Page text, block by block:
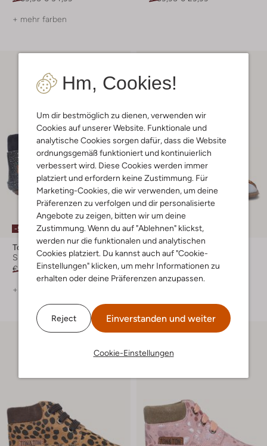
Hm, Cookies!
Um dir bestmöglich zu dienen, verwenden wir
Cookies auf unserer Website. Funktionale und
analytische Cookies sorgen dafür, dass die Website
ordnungsgemäß funktioniert und kontinuierlich
verbessert wird. Diese Cookies werden immer
platziert und erfordern keine Zustimmung. Für
Marketing-Cookies, die wir verwenden, um deine
Präferenzen zu verfolgen und dir personalisierte
Angebote zu zeigen, bitten wir um deine
Zustimmung. Wenn du auf "Ablehnen" klickst,
werden nur die funktionalen und analytischen
Cookies platziert. Du kannst auch auf "Cookie-
Einstellungen" klicken, um mehr Informationen zu
erhalten oder deine Präferenzen anzupassen.
Reject Einverstanden und weiter
Cookie-Einstellungen
+ mehr farben
-50%
Ton & Ton
Sneaker
€ 59,95 € 29,95
+ mehr farben
Letzte Größen
-60%
Ton & Ton
Hausschuhe
€ 44,95 € 17,99